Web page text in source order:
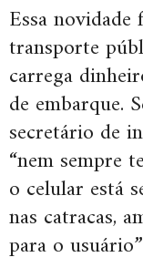
Essa
transporte
carrega
de embarque.
secretário de
“nem sempre
o celular está
nas catracas,
para o